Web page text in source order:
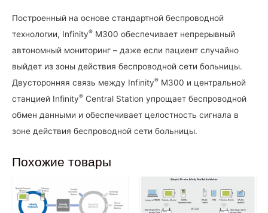
Построенный на основе стандартной беспроводной
технологии, Infinity® M300 обеспечивает непрерывный
автономный мониторинг – даже если пациент случайно
выйдет из зоны действия беспроводной сети больницы.
Двусторонняя связь между Infinity® M300 и центральной
станцией Infinity® Central Station упрощает беспроводной
обмен данными и обеспечивает целостность сигнала в
зоне действия беспроводной сети больницы.
Похожие товары